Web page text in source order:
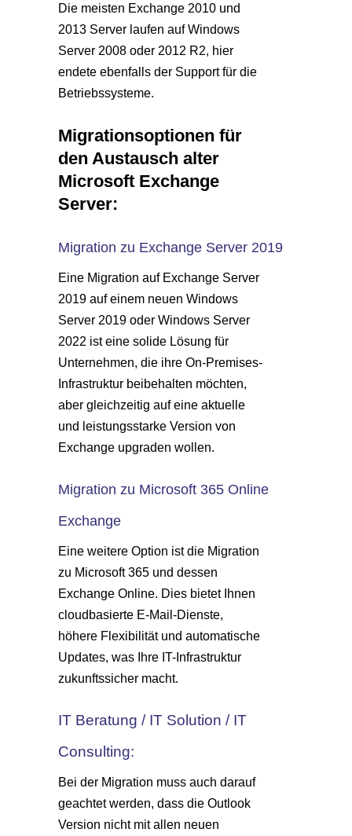
Die meisten Exchange 2010 und
2013 Server laufen auf Windows
Server 2008 oder 2012 R2, hier
endete ebenfalls der Support für die
Betriebssysteme.
Migrationsoptionen für
den Austausch alter
Microsoft Exchange
Server:
Migration zu Exchange Server 2019
Eine Migration auf Exchange Server
2019 auf einem neuen Windows
Server 2019 oder Windows Server
2022 ist eine solide Lösung für
Unternehmen, die ihre On-Premises-
Infrastruktur beibehalten möchten,
aber gleichzeitig auf eine aktuelle
und leistungsstarke Version von
Exchange upgraden wollen.
Migration zu Microsoft 365 Online
Exchange
Eine weitere Option ist die Migration
zu Microsoft 365 und dessen
Exchange Online. Dies bietet Ihnen
cloudbasierte E-Mail-Dienste,
höhere Flexibilität und automatische
Updates, was Ihre IT-Infrastruktur
zukunftssicher macht.
IT Beratung / IT Solution / IT
Consulting:
Bei der Migration muss auch darauf
geachtet werden, dass die Outlook
Version nicht mit allen neuen